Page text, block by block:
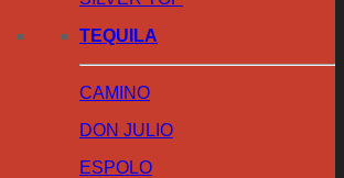
TEQUILA
CAMINO
DON JULIO
ESPOLO